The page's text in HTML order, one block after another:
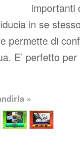
importanti
in se
permette di
E’ perfetto
»